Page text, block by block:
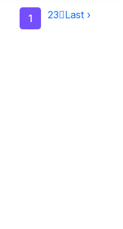
1 23 Last ›